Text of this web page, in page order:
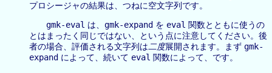
プロシージャの結果は、つねに空文字列です。
gmk-eval は、 gmk-expand を eval 関数とともに使うの
とはまったく同じではない、という点に注意してください。後
者の場合、評価される文字列は 二度展開されます。まず gmk-
expand によって、続いて eval 関数によって、です。